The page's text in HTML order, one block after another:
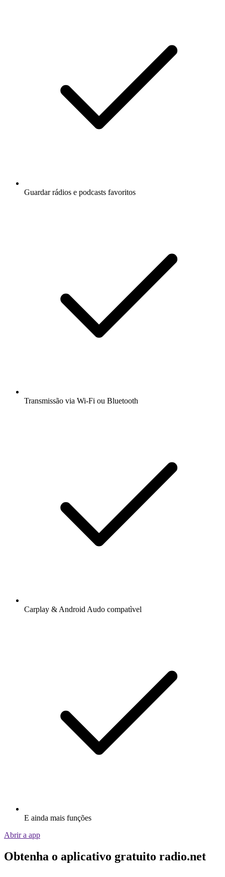
Guardar rádios e podcasts favoritos
Transmissão via Wi-Fi ou Bluetooth
Carplay & Android Audo compatìvel
E ainda mais funções
Abrir a app
Obtenha o aplicativo gratuito radio.net